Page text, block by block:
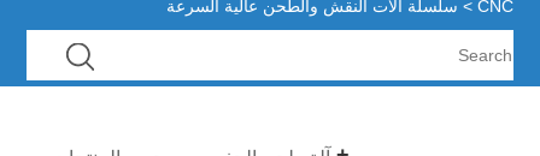
CNC > سلسلة آلات النقش والطحن عالية السرعة